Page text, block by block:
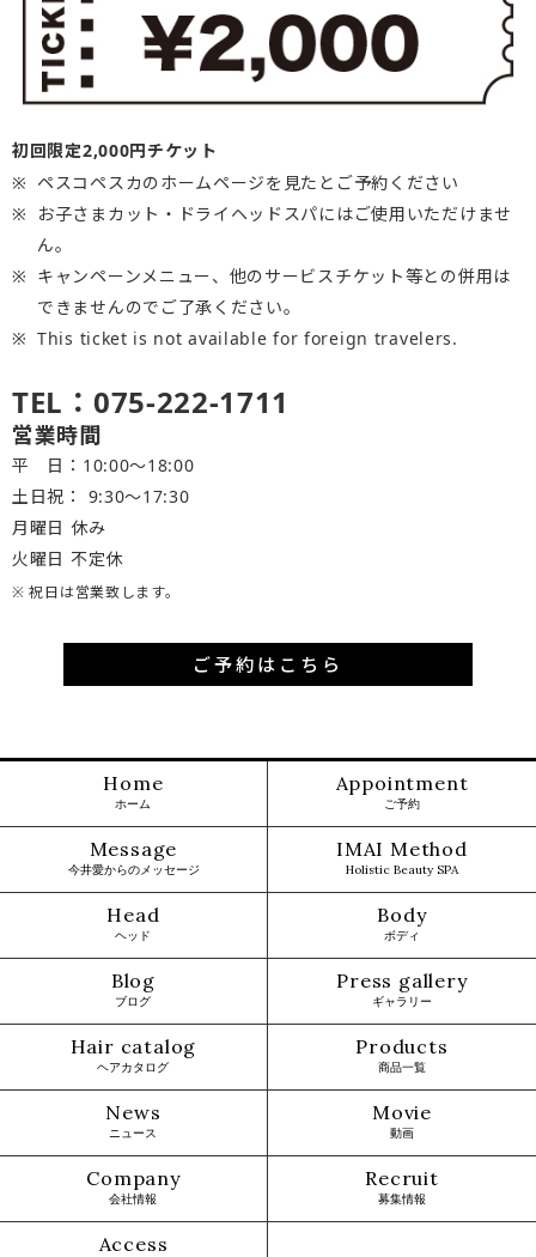
初回限定2,000円チケット
ペスコペスカのホームページを見たとご予約ください
お子さまカット・ドライヘッドスパにはご使用いただけませ
ん。
キャンペーンメニュー、他のサービスチケット等との併用は
できませんのでご了承ください。
This ticket is not available for foreign travelers.
TEL：075-222-1711
営業時間
平 日：10:00～18:00
土日祝： 9:30〜17:30
月曜日 休み
火曜日 不定休
※ 祝日は営業致します。
ご予約はこちら
Home
ホーム
Appointment
ご予約
Message
今井愛からのメッセージ
IMAI Method
Holistic Beauty SPA
Head
ヘッド
Body
ボディ
Blog
ブログ
Press gallery
ギャラリー
Hair catalog
ヘアカタログ
Products
商品一覧
News
ニュース
Movie
動画
Company
会社情報
Recruit
募集情報
Access